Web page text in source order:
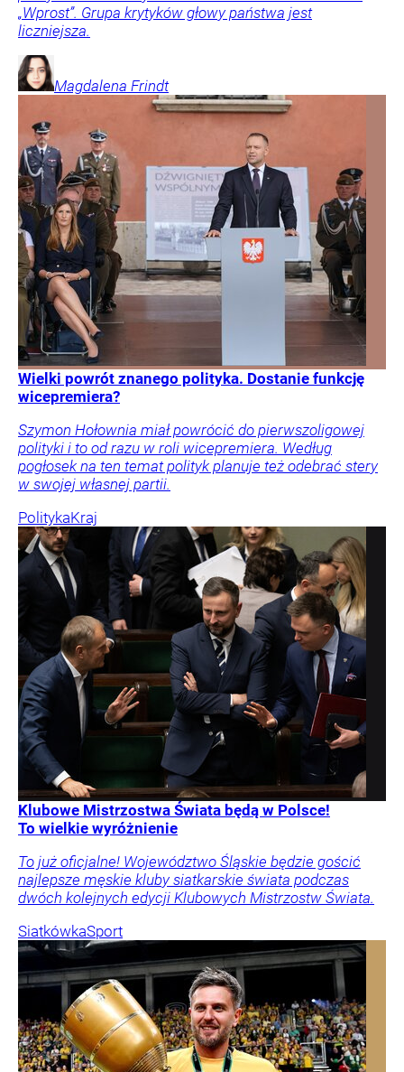
„Wprost”. Grupa krytyków głowy państwa jest
liczniejsza.
Magdalena Frindt
Wielki powrót znanego polityka. Dostanie funkcję
wicepremiera?
Szymon Hołownia miał powrócić do pierwszoligowej
polityki i to od razu w roli wicepremiera. Według
pogłosek na ten temat polityk planuje też odebrać stery
w swojej własnej partii.
PolitykaKraj
Klubowe Mistrzostwa Świata będą w Polsce!
To wielkie wyróżnienie
To już oficjalne! Województwo Śląskie będzie gościć
najlepsze męskie kluby siatkarskie świata podczas
dwóch kolejnych edycji Klubowych Mistrzostw Świata.
SiatkówkaSport